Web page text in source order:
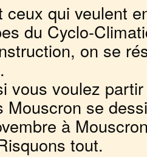
ceux qui veulent
du Cyclo-
on se
vous voulez
Mouscron se
à
tout.